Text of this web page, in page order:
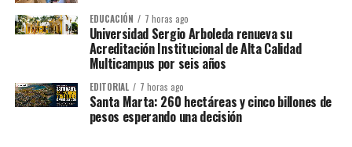
EDUCACIÓN 7 horas ago
Universidad Sergio Arboleda renueva su
Acreditación Institucional de Alta Calidad
Multicampus por seis años
EDITORIAL 7 horas ago
Santa Marta: 260 hectáreas y cinco billones de
pesos esperando una decisión